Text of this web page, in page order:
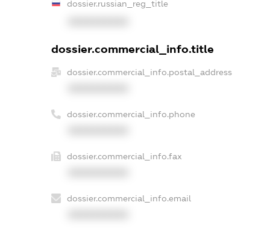
dossier.russian_reg_title
dossier.commercial_info.title
dossier.commercial_info.postal_address
dossier.commercial_info.phone
dossier.commercial_info.fax
dossier.commercial_info.email